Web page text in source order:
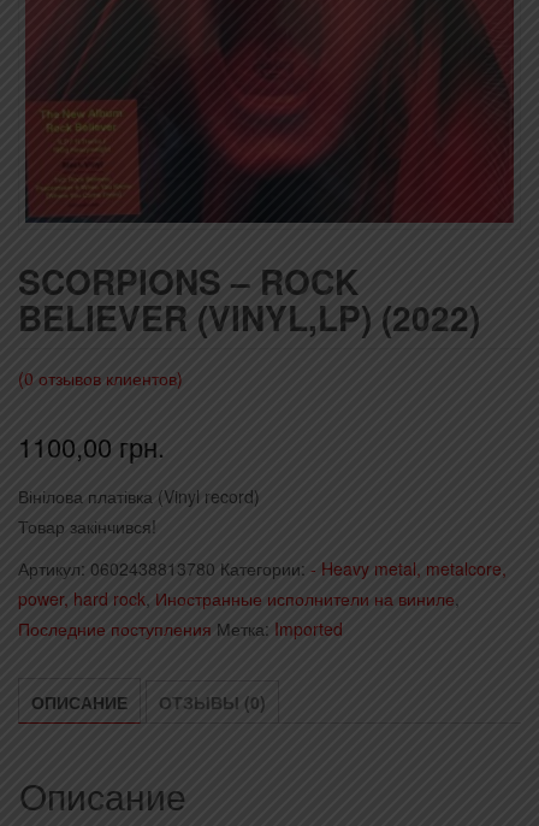
SCORPIONS – ROCK
BELIEVER (VINYL,LP) (2022)
(0 отзывов клиентов)
1100,00 грн.
Вінілова платівка (Vinyl record)
Товар закінчився!
Артикул: 0602438813780 Категории: - Heavy metal, metalcore,
power, hard rock Иностранные исполнители на виниле,
Последние поступления Метка: Imported
ОПИСАНИЕ ОТЗЫВЫ (0)
Описание